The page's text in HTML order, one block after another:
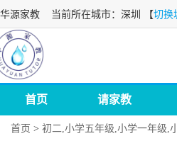
华源家教 当前所在城市：深圳 【切换
首页 请家教
首页 > 初二,小学五年级,小学一年级,